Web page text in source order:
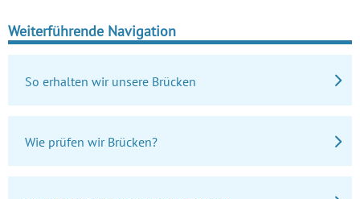
Weiterführende Navigation
So erhalten wir unsere Brücken
Wie prüfen wir Brücken?